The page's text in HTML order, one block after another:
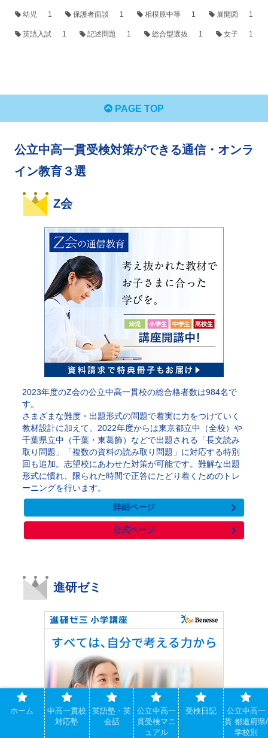
幼児 1 保護者面談 1 相模原中等 1 展開図 1
英語入試 1 記述問題 1 総合型選抜 1 女子 1
PAGE TOP
公立中高一貫受検対策ができる通信・オンラ
イン教育３選
Z会
2023年度のZ会の公立中高一貫校の総合格者数は984名で
す。
さまざまな難度・出題形式の問題で着実に力をつけていく
教材設計に加えて、2022年度からは東京都立中（全校）や
千葉県立中（千葉・東葛飾）などで出題される「長文読み
取り問題」「複数の資料の読み取り問題」に対応する特別
回も追加。志望校にあわせた対策が可能です。難解な出題
形式に慣れ、限られた時間で正答にたどり着くためのトレ
ーニングを行います。
詳細ページ
公式ページ
進研ゼミ
ホーム
中高一貫校
対応塾
英語塾・英
会話
公立中高一
貫受検マニ
ュアル
受検日記
公立中高一
貫 都道府県/
学校別